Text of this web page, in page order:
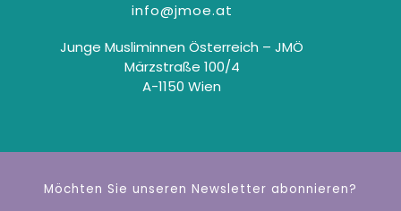
info@jmoe.at
Junge Musliminnen Österreich – JMÖ
Märzstraße 100/4
A-1150 Wien
Möchten Sie unseren Newsletter abonnieren?